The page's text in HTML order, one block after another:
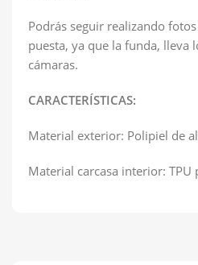
Podrás seguir realizando
puesta, ya que la funda, lleva
cámaras.
CARACTERÍSTICAS:
Material exterior: Polipiel de
Material carcasa interior: TPU